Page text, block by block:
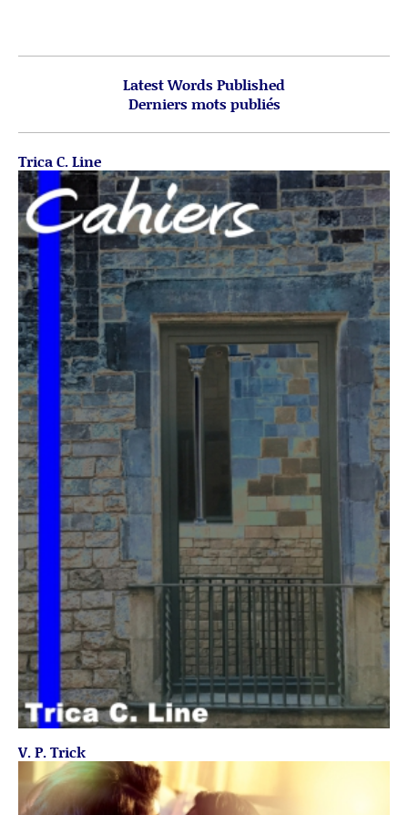
Latest Words Published
Derniers mots publiés
Trica C. Line
V. P. Trick